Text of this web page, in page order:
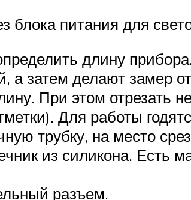
блока питания для
длину
а затем делают замер
При этом отрезать
Для работы
трубку, на место
из силикона. Есть
разъем.